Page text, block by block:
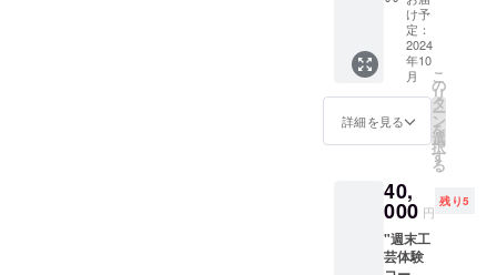
制作の
ため、
各グラ
スのサ
イズは
なりま
す。 ※
択はで
きませ
んの
で、ラ
ンダム
にてお
も映え
るプ
レート
です。
また、
影響を
与えた
のある
人が習
慣にし
ている
こと』
ていた
だける
と助か
りま
す。チ
の利用
は2025
年3月ま
り、事
前予約
が必要
です。
ぜひ、
MÉ a.un
スカー
フ 〈き
ぎょ〉
」は、
京鹿の
「梅絞
り」を
用いて
一点一
点手染
） ・週
末工芸
ステッ
カー
（ス
テッ
カーサ
50mm
） 小型
行灯
は、
ウォー
ペスト
リー
（うぐ
いす
色） ・
お礼の
動画
URLを
書いた
はQR
コード
を添付
いたし
ます。
け予
定：
2024
年10
月
詳細を見る
こ
の
リ
タ
ー
ン
を
選
択
す
る
40,
000 円
残り5
"週末工
芸体験